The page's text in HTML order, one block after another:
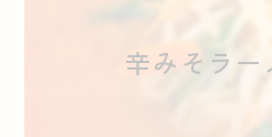
辛みそラ